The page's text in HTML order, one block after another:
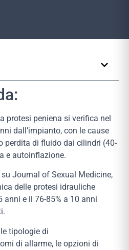
protesi peniena si verifica nel
dall’impianto, con le cause
perdita di fluido dai cilindri (40-
e autoinflazione.
Journal of Sexual Medicine,
delle protesi idrauliche
anni e il 76-85% a 10 anni
tipologie di
di allarme, le opzioni di